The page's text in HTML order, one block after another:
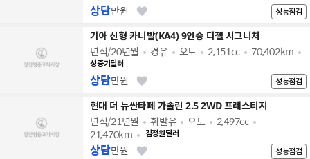
성능점검
상담만원
기아 신형 카니발(KA4) 9인승 디젤 시그니처
년식/20년월 경유 오토 2,151cc 70,402km
성중기딜러
성능점검
상담만원
현대 더 뉴싼타페 가솔린 2.5 2WD 프레스티지
년식/21년월 휘발유 오토
2,497cc
21,470km
김정원딜러
성능점검
상담만원